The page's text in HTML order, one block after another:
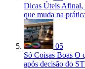
Dicas ÚteisAfinal,
que muda na
05
Só Coisas Boas O
após decisão do